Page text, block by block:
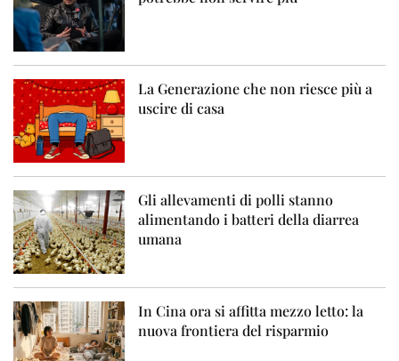
La Generazione che non riesce più a
uscire di casa
Gli allevamenti di polli stanno
alimentando i batteri della diarrea
umana
In Cina ora si affitta mezzo letto: la
nuova frontiera del risparmio